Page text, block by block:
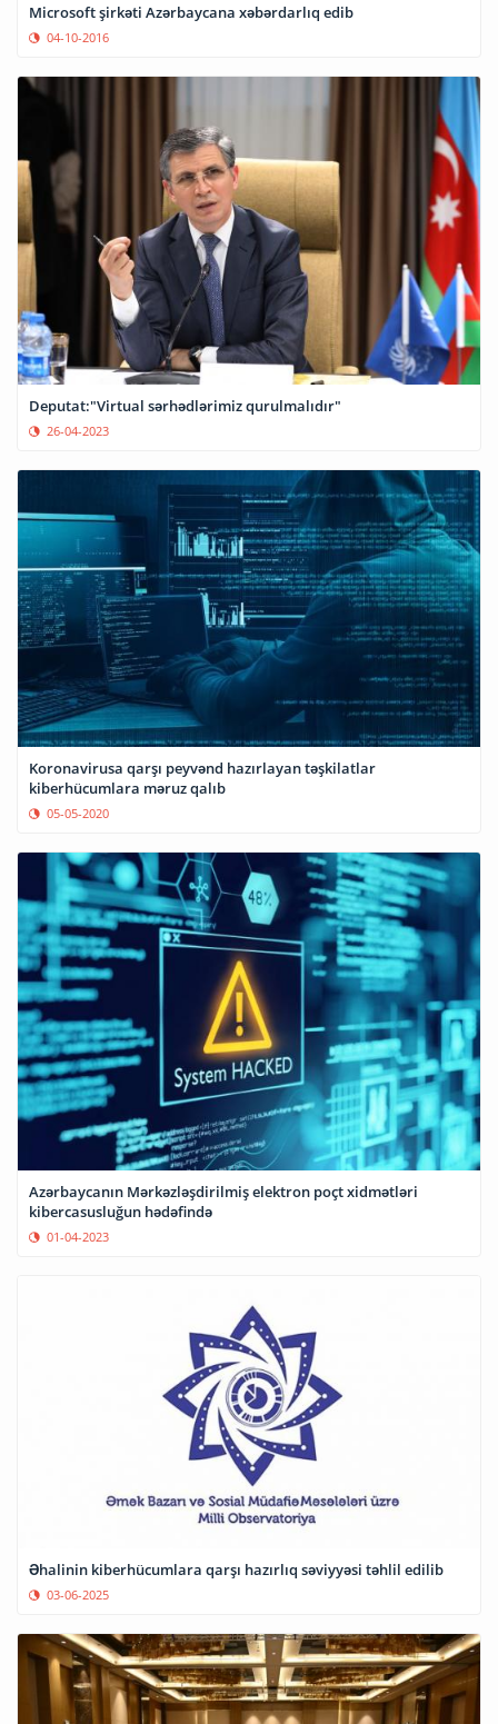
Microsoft şirkəti Azərbaycana xəbərdarlıq edib
04-10-2016
Deputat:"Virtual sərhədlərimiz qurulmalıdır"
26-04-2023
Koronavirusa qarşı peyvənd hazırlayan təşkilatlar
kiberhücumlara məruz qalıb
05-05-2020
Azərbaycanın Mərkəzləşdirilmiş elektron poçt xidmətləri
kibercasusluğun hədəfində
01-04-2023
Əhalinin kiberhücumlara qarşı hazırlıq səviyyəsi təhlil edilib
03-06-2025